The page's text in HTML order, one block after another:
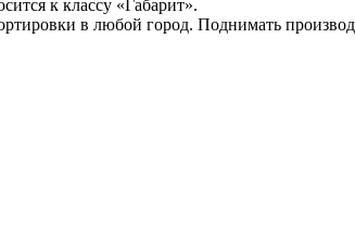
к классу «Габарит».
в любой город. Поднимать